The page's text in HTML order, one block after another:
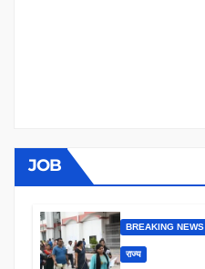
JOB
BREAKING NEWS
राज्य